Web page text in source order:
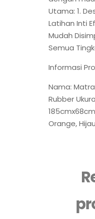
Utama: 1.
Latihan Inti
Mudah
Semua
Informasi
Nama:
Rubber
Orange,